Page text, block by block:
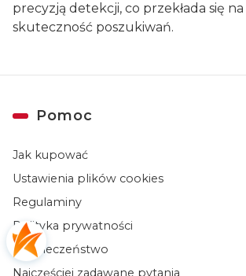
precyzją detekcji, co przekłada się
skuteczność poszukiwań.
Linki w stopce
Pomoc
Jak kupować
Ustawienia plików cookies
Regulaminy
Polityka prywatności
Bezpieczeństwo
Najczęściej zadawane pytania